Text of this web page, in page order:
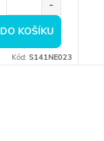
DO KOŠÍKU
Kód: S141NE023